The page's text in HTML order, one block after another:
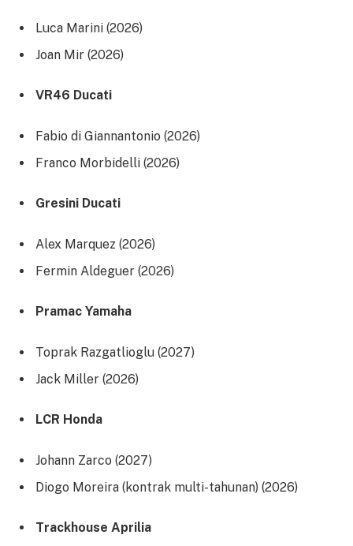
Luca Marini (2026)
Joan Mir (2026)
VR46 Ducati
Fabio di Giannantonio (2026)
Franco Morbidelli (2026)
Gresini Ducati
Alex Marquez (2026)
Fermin Aldeguer (2026)
Pramac Yamaha
Toprak Razgatlioglu (2027)
Jack Miller (2026)
LCR Honda
Johann Zarco (2027)
Diogo Moreira (kontrak multi-tahunan) (2026)
Trackhouse Aprilia